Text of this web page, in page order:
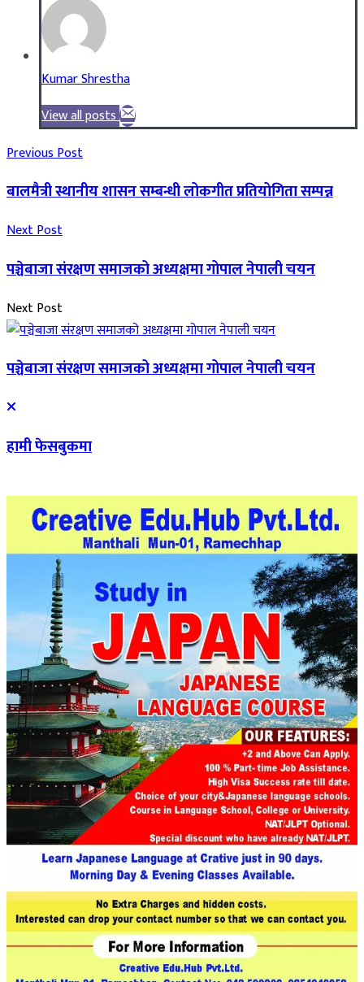
Kumar Shrestha
View all posts
Previous Post
बालमैत्री स्थानीय शासन सम्बन्धी लोकगीत प्रतियोगिता सम्पन्न
Next Post
पञ्चेबाजा संरक्षण समाजको अध्यक्षमा गोपाल नेपाली चयन
Next Post
पञ्चेबाजा संरक्षण समाजको अध्यक्षमा गोपाल नेपाली चयन
हामी फेसबुकमा